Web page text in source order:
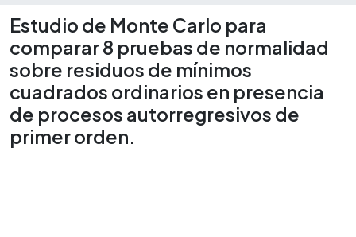
Estudio de Monte Carlo para
comparar 8 pruebas de normalidad
sobre residuos de mínimos
cuadrados ordinarios en presencia
de procesos autorregresivos de
primer orden.